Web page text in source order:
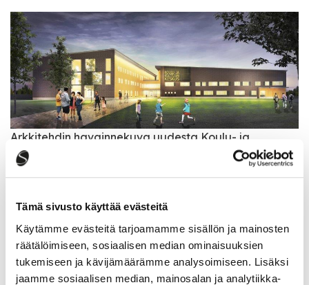
Tämä sivusto käyttää evästeitä
Käytämme evästeitä tarjoamamme sisällön ja mainosten
räätälöimiseen, sosiaalisen median ominaisuuksien
tukemiseen ja kävijämäärämme analysoimiseen. Lisäksi
jaamme sosiaalisen median, mainosalan ja analytiikka-
Arkkitehdin havainnekuva uudesta Koulu- ja
kulttuurikeskuksesta
Rakentamisen aikataulu
Koulu- ja kulttuurikeskuksen ensimmäisessä
vaiheessa, joka alkoi viikolla 23 vuonna 2019,
rakennettiin yläkoulun ja lukion tilat, kulttuuritori sekä